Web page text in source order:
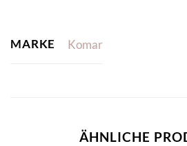
MARKE Komar
ÄHNLICHE